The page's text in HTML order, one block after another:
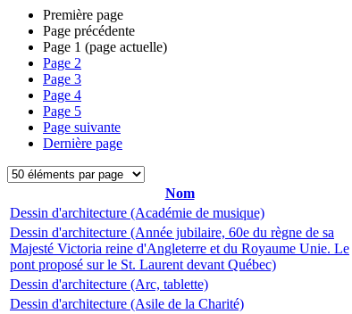
Première page
Page précédente
Page 1 (page actuelle)
Page 2
Page 3
Page 4
Page 5
Page suivante
Dernière page
Nom
Dessin d'architecture (Académie de musique)
Dessin d'architecture (Année jubilaire, 60e du règne de sa
Majesté Victoria reine d'Angleterre et du Royaume Unie. Le
pont proposé sur le St. Laurent devant Québec)
Dessin d'architecture (Arc, tablette)
Dessin d'architecture (Asile de la Charité)